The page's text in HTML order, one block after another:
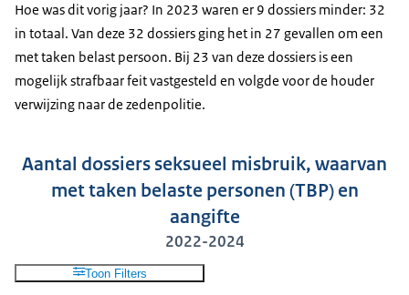
Hoe was dit vorig jaar? In 2023 waren er 9 dossiers minder: 32
in totaal. Van deze 32 dossiers ging het in 27 gevallen om een
met taken belast persoon. Bij 23 van deze dossiers is een
mogelijk strafbaar feit vastgesteld en volgde voor de houder
verwijzing naar de zedenpolitie.
Aantal dossiers seksueel misbruik, waarvan
met taken belaste personen (TBP) en
aangifte
2022-2024
Toon Filters